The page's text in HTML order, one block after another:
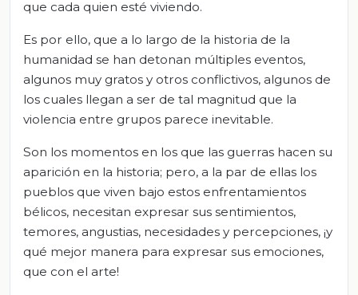
que cada quien esté viviendo.
Es por ello, que a lo largo de la historia de la
humanidad se han detonan múltiples eventos,
algunos muy gratos y otros conflictivos, algunos de
los cuales llegan a ser de tal magnitud que la
violencia entre grupos parece inevitable.
Son los momentos en los que las guerras hacen su
aparición en la historia; pero, a la par de ellas los
pueblos que viven bajo estos enfrentamientos
bélicos, necesitan expresar sus sentimientos,
temores, angustias, necesidades y percepciones, ¡y
qué mejor manera para expresar sus emociones,
que con el arte!